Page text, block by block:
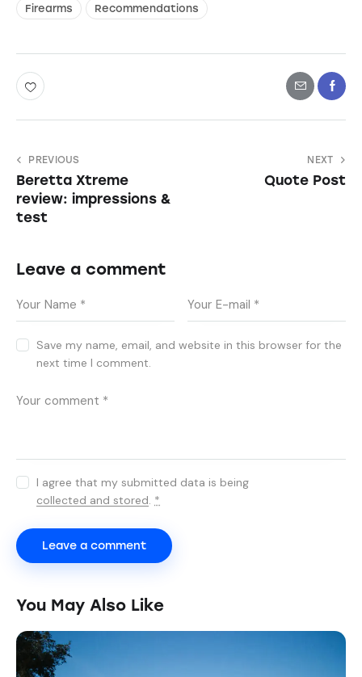
Firearms Recommendations
PREVIOUS
Beretta Xtreme
review: impressions &
test
NEXT
Quote Post
Leave a comment
Save my name, email, and website in this browser for the
next time I comment.
I agree that my submitted data is being
collected and stored. *
You May Also Like